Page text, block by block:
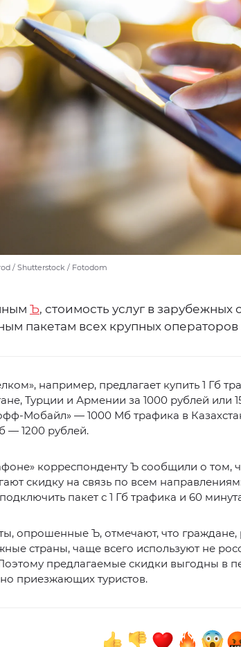
/ Shutterstock / Fotodom
Ъ, стоимость услуг в зарубежных
пакетам всех крупных операторов
например, предлагает купить 1 Гб
Турции и Армении за 1000 рублей или
Мобайл» — 1000 Мб трафика в
— 1200 рублей.
корреспонденту Ъ сообщили о том,
скидку на связь по всем
пакет с 1 Гб трафика и 60
опрошенные Ъ, отмечают, что
страны, чаще всего используют не
предлагаемые скидки выгодны в
приезжающих туристов.